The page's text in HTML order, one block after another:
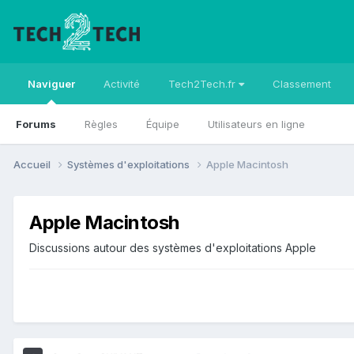
Naviguer
Forums Règles Équipe Utilisateurs en ligne
Activité Tech2Tech.fr Classement
Accueil Systèmes d'exploitations Apple Macintosh
Apple Macintosh
Discussions autour des systèmes d'exploitations Apple